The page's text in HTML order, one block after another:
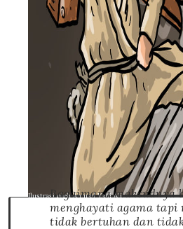
Ilustrasi oleh Ahmad Yani Ali
Bagaimana maksudnya
menghayati agama tapi
tidak bertuhan dan